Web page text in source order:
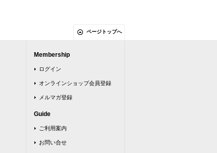
ページトップへ
Membership
ログイン
オンラインショップ会員登録
メルマガ登録
Guide
ご利用案内
お問い合せ